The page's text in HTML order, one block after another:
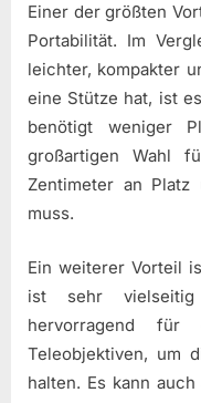
Einer der größten
Portabilität. Im
leichter, kompakter
eine Stütze hat, ist
benötigt weniger
großartigen Wahl
Zentimeter an Platz
muss.
Ein weiterer Vorteil
ist sehr
hervorragend für
Teleobjektiven, um
halten. Es kann